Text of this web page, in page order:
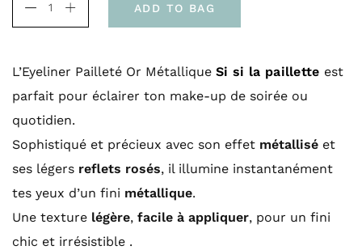
ADD TO BAG
L’Eyeliner Pailleté Or Métallique Si si la paillette est
parfait pour éclairer ton make-up de soirée ou
quotidien.
Sophistiqué et précieux avec son effet métallisé et
ses légers reflets rosés, il illumine instantanément
tes yeux d’un fini métallique.
Une texture légère, facile à appliquer, pour un fini
chic et irrésistible .